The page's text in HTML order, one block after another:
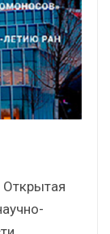
Открытая